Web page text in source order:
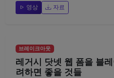
영상 자료
브레이크아웃
레거시 닷넷 웹 폼을 블
려하면 좋을 것들